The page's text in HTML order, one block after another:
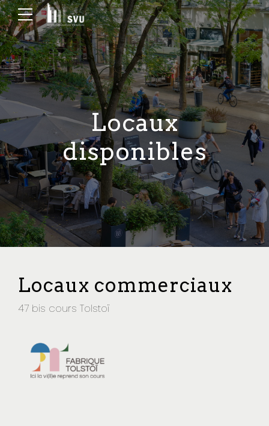
Locaux
disponibles
Locaux commerciaux
47 bis cours Tolstoï